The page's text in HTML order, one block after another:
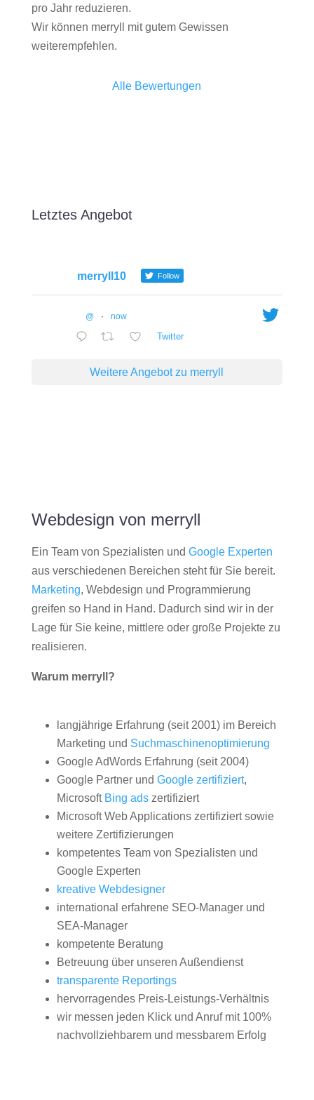
pro Jahr reduzieren.
Wir können merryll mit gutem Gewissen
weiterempfehlen.
Alle Bewertungen
Letztes Angebot
merryll10 Follow
@ · now
Twitter
Weitere Angebot zu merryll
Webdesign von merryll
Ein Team von Spezialisten und Google Experten
aus verschiedenen Bereichen steht für Sie bereit.
Marketing, Webdesign und Programmierung
greifen so Hand in Hand. Dadurch sind wir in der
Lage für Sie keine, mittlere oder große Projekte zu
realisieren.
Warum merryll?
langjährige Erfahrung (seit 2001) im Bereich
Marketing und Suchmaschinenoptimierung
Google AdWords Erfahrung (seit 2004)
Google Partner und Google zertifiziert,
Microsoft Bing adszertifiziert
Microsoft Web Applications zertifiziert sowie
weitere Zertifizierungen
kompetentes Team von Spezialisten und
Google Experten
kreative Webdesigner
international erfahrene SEO-Manager und
SEA-Manager
kompetente Beratung
Betreuung über unseren Außendienst
transparente Reportings
hervorragendes Preis-Leistungs-Verhältnis
wir messen jeden Klick und Anruf mit 100%
nachvollziehbarem und messbarem Erfolg